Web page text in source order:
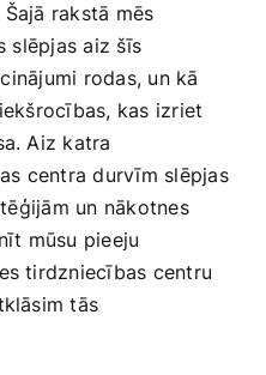
rakstā mēs
slēpjas aiz šīs
rodas, un ​kā
kas izriet
Aiz katra
centra durvīm slēpjas
un nākotnes
mūsu pieeju
tirdzniecības centru
tās